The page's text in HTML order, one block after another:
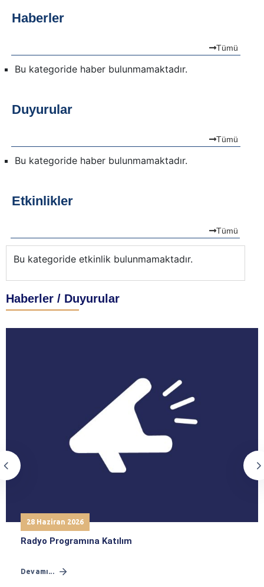
Haberler
Tümü
Bu kategoride haber bulunmamaktadır.
Duyurular
Tümü
Bu kategoride haber bulunmamaktadır.
Etkinlikler
Tümü
Bu kategoride etkinlik bulunmamaktadır.
Haberler / Duyurular
28 Haziran 2026
Radyo Programına Katılım
Devamı...